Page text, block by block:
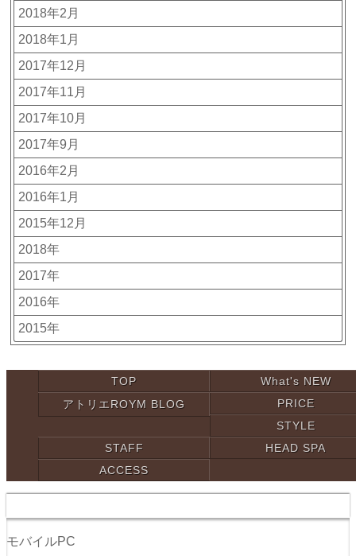
2018年2月
2018年1月
2017年12月
2017年11月
2017年10月
2017年9月
2016年2月
2016年1月
2015年12月
2018年
2017年
2016年
2015年
TOP
What's NEW
アトリエROYM BLOG
PRICE
STYLE
STAFF
HEAD SPA
ACCESS
モバイルPC